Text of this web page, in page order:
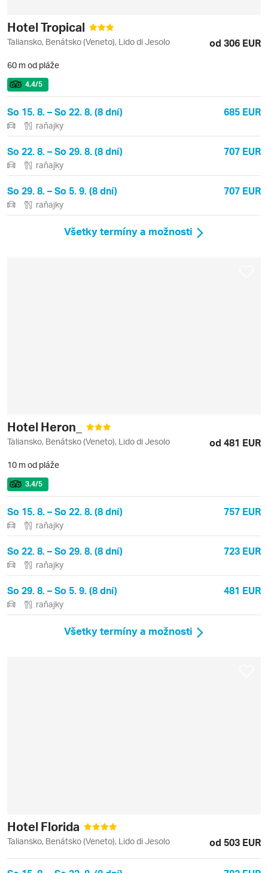
Hotel Tropical
Taliansko, Benátsko (Veneto), Lido di Jesolo od 306 EUR
60 m od pláže
4.4/5
So 15. 8. – So 22. 8. (8 dní) 685 EUR
raňajky
So 22. 8. – So 29. 8. (8 dní) 707 EUR
raňajky
So 29. 8. – So 5. 9. (8 dní) 707 EUR
raňajky
Všetky termíny a možnosti
Hotel Heron_
Taliansko, Benátsko (Veneto), Lido di Jesolo od 481 EUR
10 m od pláže
3.4/5
So 15. 8. – So 22. 8. (8 dní) 757 EUR
raňajky
So 22. 8. – So 29. 8. (8 dní) 723 EUR
raňajky
So 29. 8. – So 5. 9. (8 dní) 481 EUR
raňajky
Všetky termíny a možnosti
Hotel Florida
Taliansko, Benátsko (Veneto), Lido di Jesolo od 503 EUR